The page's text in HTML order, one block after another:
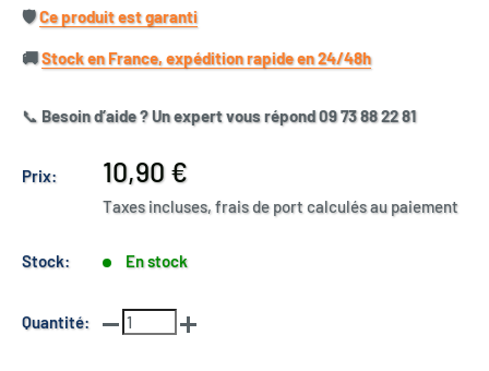
🛡️​Ce produit est garanti
🚚​Stock en France, expédition rapide en 24/48h
📞 Besoin d’aide ? Un expert vous répond 09 73 88 22 81
Prix:
Prix
réduit
10,90 €
Taxes incluses, frais de port calculés au paiement
Stock: En stock
Quantité: